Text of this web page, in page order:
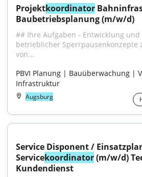
Projektkoordinator
Baubetriebsplanung (m/w/d)
## Ihre Aufgaben - Entwicklung und
betrieblicher Sperrpausenkonzepte
von...
PBVI Planung | Bauüberwachung |
Infrastruktur
Augsburg
Service Disponent /
Servicekoordinator (m/w/d)
Kundendienst